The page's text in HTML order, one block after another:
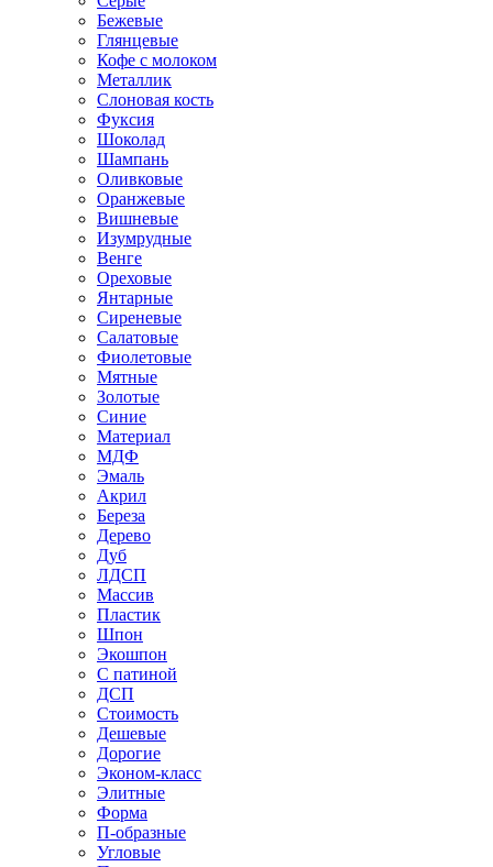
Бежевые
Глянцевые
Кофе с молоком
Металлик
Слоновая кость
Фуксия
Шоколад
Шампань
Оливковые
Оранжевые
Вишневые
Изумрудные
Венге
Ореховые
Янтарные
Сиреневые
Салатовые
Фиолетовые
Мятные
Золотые
Синие
Материал
МДФ
Эмаль
Акрил
Береза
Дерево
Дуб
ЛДСП
Массив
Пластик
Шпон
Экошпон
С патиной
ДСП
Стоимость
Дешевые
Дорогие
Эконом-класс
Элитные
Форма
П-образные
Угловые